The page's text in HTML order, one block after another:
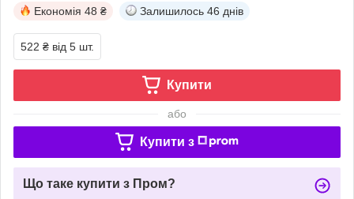
Економія 48 ₴ Залишилось 46 днів
522 ₴ від 5 шт.
Купити
або
Купити з
Що таке купити з Пром?